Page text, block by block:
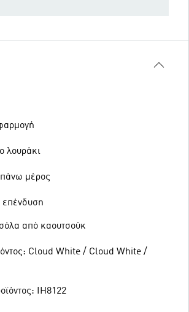
λουράκι
μέρος
επένδυση
από καουτσούκ
Cloud White / Cloud White /
IH8122